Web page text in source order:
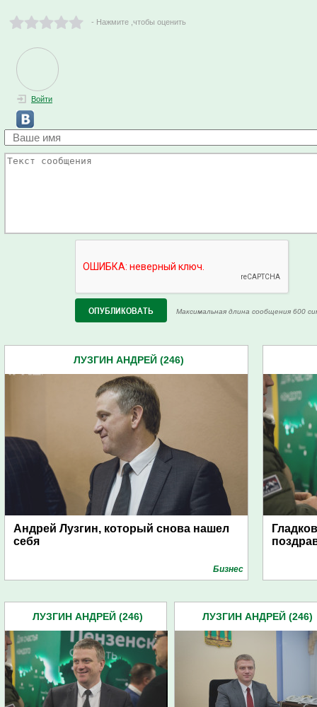
- Нажмите ,чтобы оценить
Войти
Максимальная длина сообщения 600
ЛУЗГИН АНДРЕЙ (246)
Андрей Лузгин, который снова нашел
себя
Бизнес
ЛУЗГИН АНДРЕЙ (246) ЛУЗГИН АНДРЕЙ (246)